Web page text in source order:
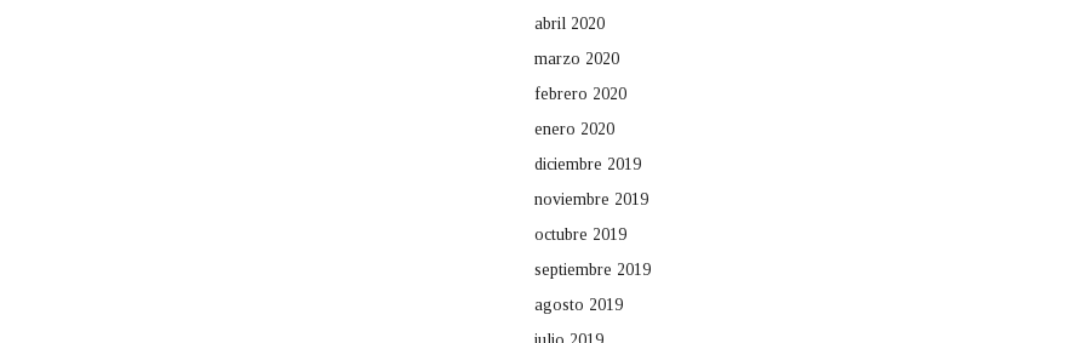
abril 2020
marzo 2020
febrero 2020
enero 2020
diciembre 2019
noviembre 2019
octubre 2019
septiembre 2019
agosto 2019